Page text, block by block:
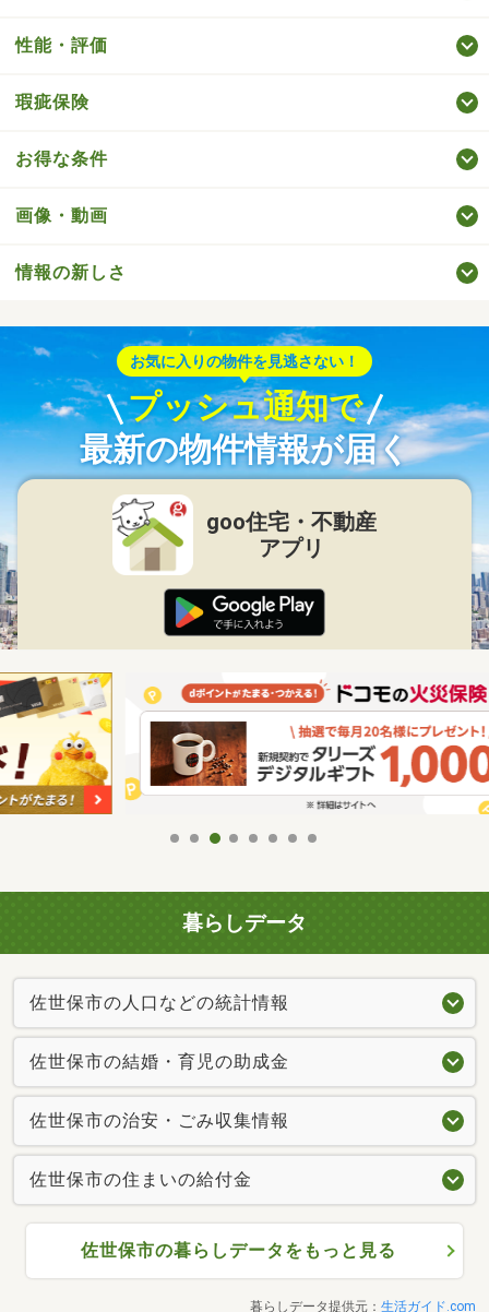
性能・評価
瑕疵保険
お得な条件
画像・動画
情報の新しさ
お気に入りの物件を見逃さない！
プッシュ通知で
最新の物件情報が届く
goo住宅・不動産
アプリ
暮らしデータ
佐世保市の人口などの統計情報
佐世保市の結婚・育児の助成金
佐世保市の治安・ごみ収集情報
佐世保市の住まいの給付金
佐世保市の暮らしデータをもっと見る
暮らしデータ提供元： 生活ガイド.com